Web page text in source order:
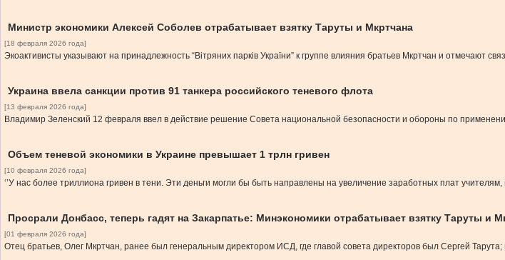
Министр экономики Алексей Соболев отрабатывает взятку Таруты и Мкртчана
[18 февраля 2026 года]
Экоактивисты указывают на принадлежность “Вітряних парків України” к группе влияния братьев Мкртчан и отмечают
Украина ввела санкции против 91 танкера российского теневого флота
[13 февраля 2026 года]
Владимир Зеленский 12 февраля ввел в действие решение Совета национальной безопасности и обороны по
Объем теневой экономики в Украине превышает 1 трлн гривен
[10 февраля 2026 года]
‘’У нас более триллиона гривен в тени. Эти деньги могли бы быть направлены на увеличение заработных плат
Просрали Донбасс, теперь гадят на Закарпатье: Минэкономики отрабатывает взятку Таруты и
[01 февраля 2026 года]
Отец братьев, Олег Мкртчан, ранее был генеральным директором ИСД, где главой совета директоров был Сергей